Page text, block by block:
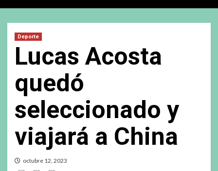
Deporte
Lucas Acosta
quedó
seleccionado y
viajará a China
octubre 12, 2023